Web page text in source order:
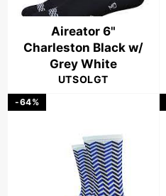
Aireator 6"
Charleston Black w/
Grey White
UTSOLGT
-64%